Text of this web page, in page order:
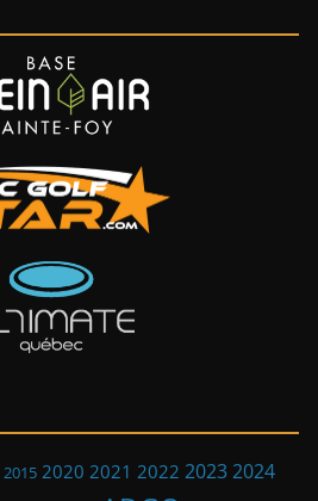
2015 2020 2021 2022 20232024